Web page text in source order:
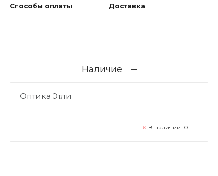
Способы оплаты Доставка
Наличие
Оптика Этли
В наличии: 0 шт